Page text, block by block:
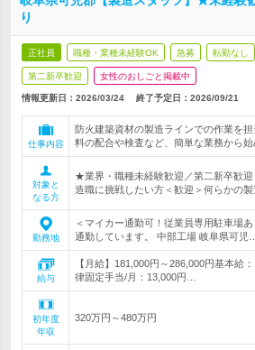
り
正社員 職種・業種未経験OK 急募 転勤なし
第二新卒歓迎 女性のおしごと掲載中
情報更新日：2026/03/24 終了予定日： 2026/09/21
仕事内容
防火建築資材の製造ラインでの作業を
料の配合や検査など、簡単な業務から始
対象と
なる方
★業界・職種未経験歓迎／第二新卒歓
造職に挑戦したい方＜歓迎＞何らかの
勤務地
＜マイカー通勤可！従業員専用駐車場
通勤しています。 中部工場 岐阜県可児…
給与
【月給】181,000円～286,000円基本給
律固定手当/月：13,000円…
初年度
年収
320万円～480万円